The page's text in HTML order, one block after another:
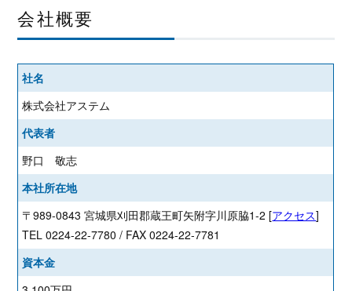
会社概要
社名
株式会社アステム
代表者
野口 敬志
本社所在地
〒989-0843 宮城県刈田郡蔵王町矢附字川原脇1-2 [アクセス]
TEL 0224-22-7780 / FAX 0224-22-7781
資本金